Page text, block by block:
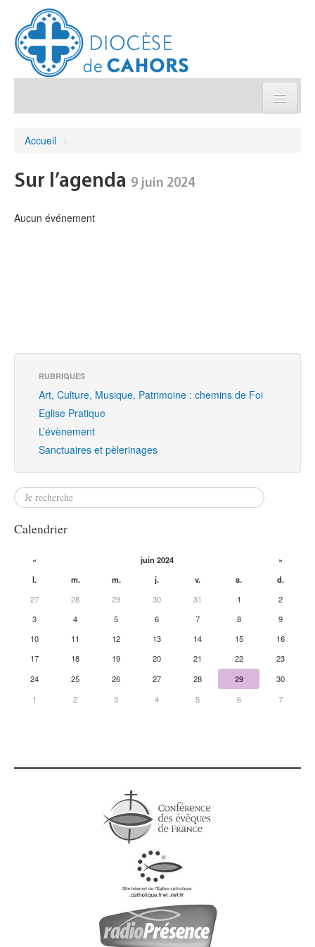
Accueil >
Sur l’agenda 9 juin 2024
Aucun événement
RUBRIQUES
Art, Culture, Musique, Patrimoine : chemins de Foi
Eglise Pratique
L’évènement
Sanctuaires et pèlerinages
Calendrier
« juin 2024
»
l.
m. m. j. v. s.
d.
27
28 29 30 31 1
2
3
4 5 6 7 8
9
10
11 12 13 14 15
16
17
18 19 20 21 22
23
24
25 26 27 28 29
30
1
2 3 4 5 6 7